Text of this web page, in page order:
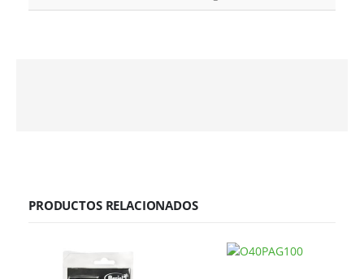
PRODUCTOS RELACIONADOS